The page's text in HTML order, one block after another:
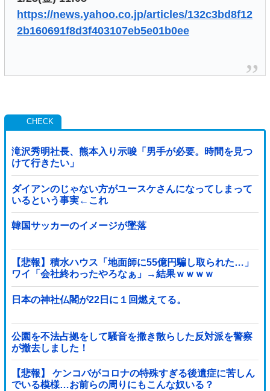
https://news.yahoo.co.jp/articles/132c3bd8f12
2b160691f8d3f403107eb5e01b0ee
滝沢秀明社長、熊本入り示唆「男手が必要。時間を見つ
けて行きたい」
ダイアンのじゃない方がユースケさんになってしまって
いるという事実←これ
韓国サッカーのイメージが墜落
【悲報】積水ハウス「地面師に55億円騙し取られた…」
ワイ「会社終わったやろなぁ」→結果ｗｗｗｗ
日本の神社仏閣が22日に１回燃えてる。
公園を不法占拠をして騒音を撒き散らした反対派を警察
が撤去しました！
【悲報】 ケンコバがコロナの特殊すぎる後遺症に苦しん
でいる模様…お前らの周りにもこんな奴いる？